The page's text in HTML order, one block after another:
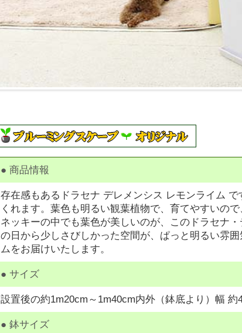
● 商品情報
存在感もあるドラセナ デレメンシス レモンライム
くれます。葉色も明るい観葉植物で、育てやすいの
ネッキーの中でも葉色が美しいのが、このドラセナ
の日から少しさびしかった空間が、ぱっと明るい雰
ムをお届けいたします。
● サイズ
設置後の約1m20cm～1m40cm内外（鉢底より）幅 約
● 鉢サイズ